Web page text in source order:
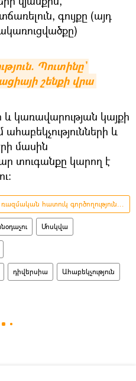
գույքը (այդ
Պուտինը`
շենքի վրա
կառավարության կայքի
և
մասին
տուգանքը կարող է
Դոնբասի պաշտպանություն. ՌԴ–ի ռազմական հատուկ գործողությունը Ուկրաինայում
Մոսկվա
դիվերսիա Ահաբեկչություն